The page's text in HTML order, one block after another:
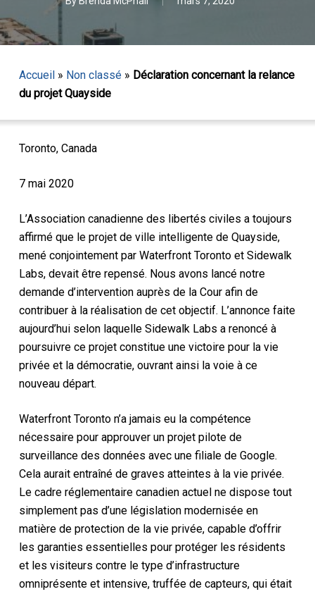
Accueil» Non classé» Déclaration concernant la relance
du projet Quayside
Toronto, Canada
7 mai 2020
L’Association canadienne des libertés civiles a toujours
affirmé que le projet de ville intelligente de Quayside,
mené conjointement par Waterfront Toronto et Sidewalk
Labs, devait être repensé. Nous avons lancé notre
demande d’intervention auprès de la Cour afin de
contribuer à la réalisation de cet objectif. L’annonce faite
aujourd’hui selon laquelle Sidewalk Labs a renoncé à
poursuivre ce projet constitue une victoire pour la vie
privée et la démocratie, ouvrant ainsi la voie à ce
nouveau départ.
Waterfront Toronto n’a jamais eu la compétence
nécessaire pour approuver un projet pilote de
surveillance des données avec une filiale de Google.
Cela aurait entraîné de graves atteintes à la vie privée.
Le cadre réglementaire canadien actuel ne dispose tout
simplement pas d’une législation modernisée en
matière de protection de la vie privée, capable d’offrir
les garanties essentielles pour protéger les résidents
et les visiteurs contre le type d’infrastructure
omniprésente et intensive, truffée de capteurs, qui était